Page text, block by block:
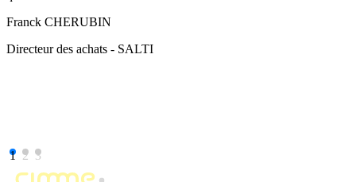
Franck CHERUBIN
Directeur des achats - SALTI
1 2 3